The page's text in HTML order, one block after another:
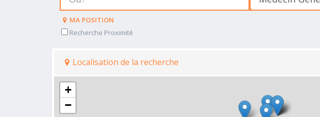
MA POSITION
Recherche Proximité
Localisation de la recherche
+
−